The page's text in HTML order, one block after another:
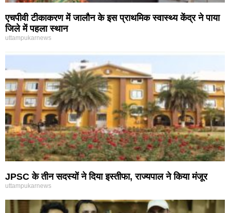
एचपीवी टीकाकरण में जालौन के इस प्राथमिक स्वास्थ्य केंद्र ने पाया
जिले में पहला स्थान
uttampukarnews
JPSC के तीन सदस्यों ने दिया इस्तीफा, राज्यपाल ने किया मंजूर
uttampukarnews